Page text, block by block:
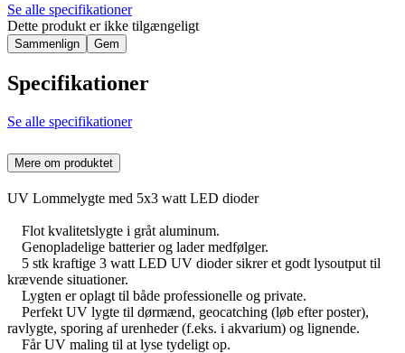
Se alle specifikationer
Dette produkt er ikke tilgængeligt
Sammenlign Gem
Specifikationer
Se alle specifikationer
Mere om produktet
UV Lommelygte med 5x3 watt LED dioder
Flot kvalitetslygte i gråt aluminum.
Genopladelige batterier og lader medfølger.
5 stk kraftige 3 watt LED UV dioder sikrer et godt lysoutput til
krævende situationer.
Lygten er oplagt til både professionelle og private.
Perfekt UV lygte til dørmænd, geocatching (løb efter poster),
ravlygte, sporing af urenheder (f.eks. i akvarium) og lignende.
Får UV maling til at lyse tydeligt op.